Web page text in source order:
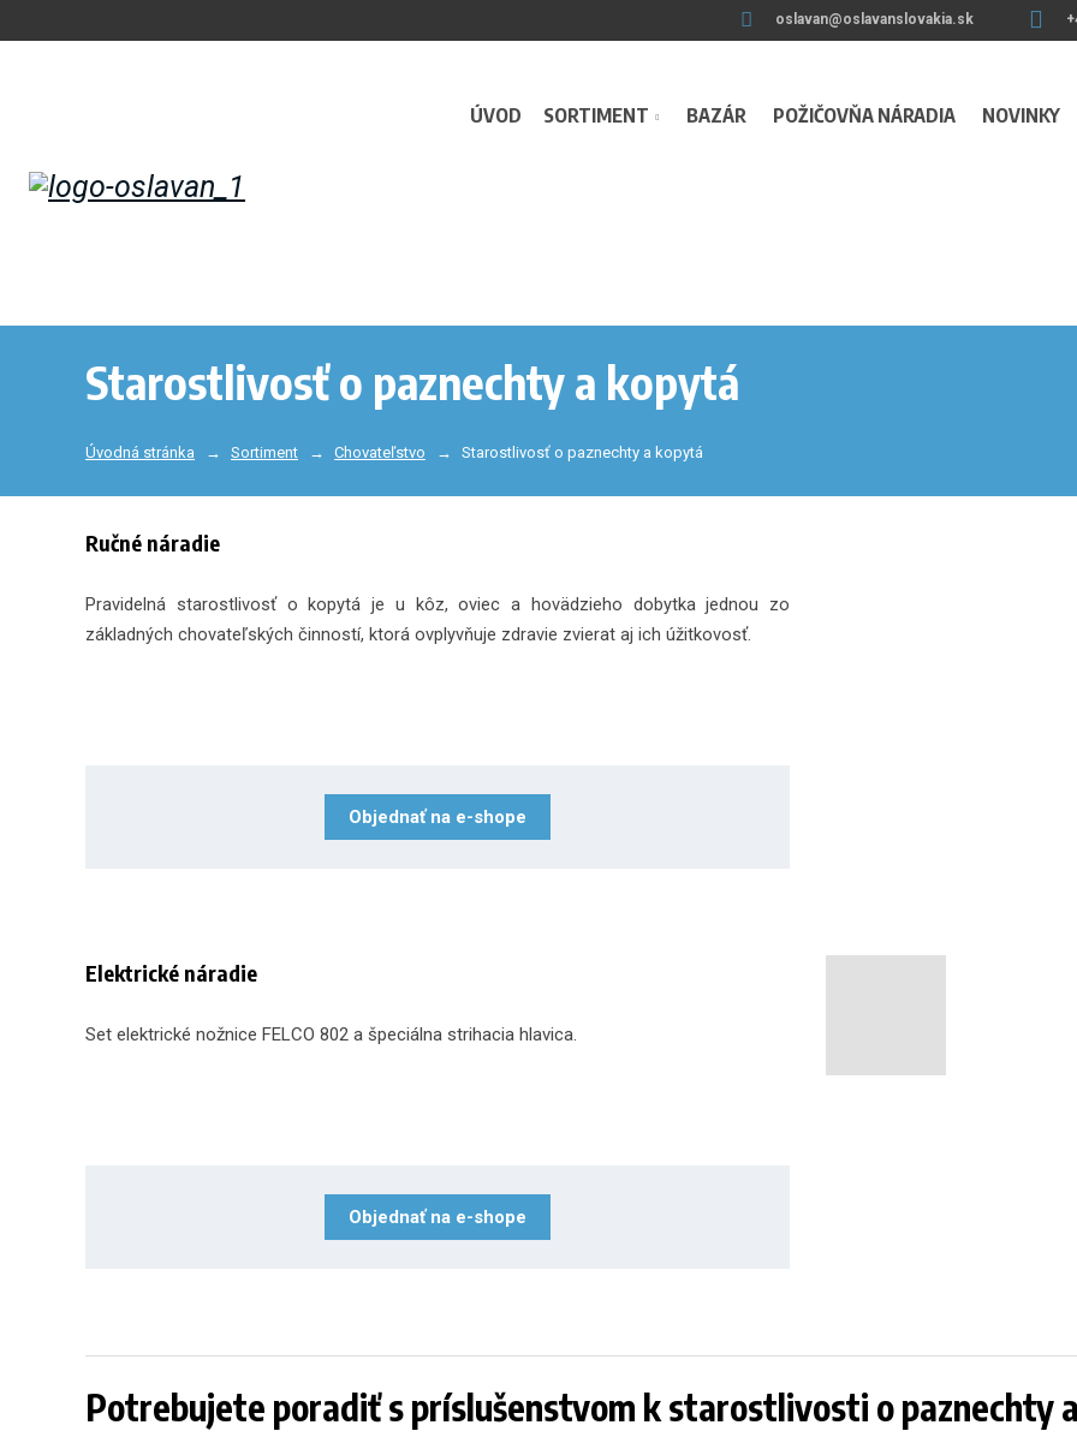
oslavan@oslavanslovakia.sk
ÚVOD SORTIMENT BAZÁR POŽIČOVŇA NÁRADIA NOVINKY
Starostlivosť o paznechty a kopytá
Úvodná stránka Sortiment Chovateľstvo Starostlivosť o paznechty a kopytá
Ručné náradie
Pravidelná starostlivosť o kopytá je u kôz, oviec a hovädzieho dobytka jednou zo
základných chovateľských činností, ktorá ovplyvňuje zdravie zvierat aj ich úžitkovosť.
Objednať na e-shope
Elektrické náradie
Set elektrické nožnice FELCO 802 a špeciálna strihacia hlavica.
Objednať na e-shope
Potrebujete poradiť s príslušenstvom k starostlivosti o paznechty